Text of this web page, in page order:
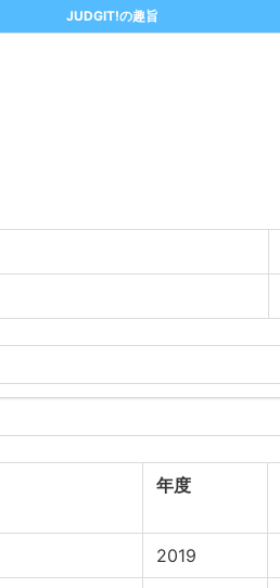
JUDGIT!の趣旨
年度
2019